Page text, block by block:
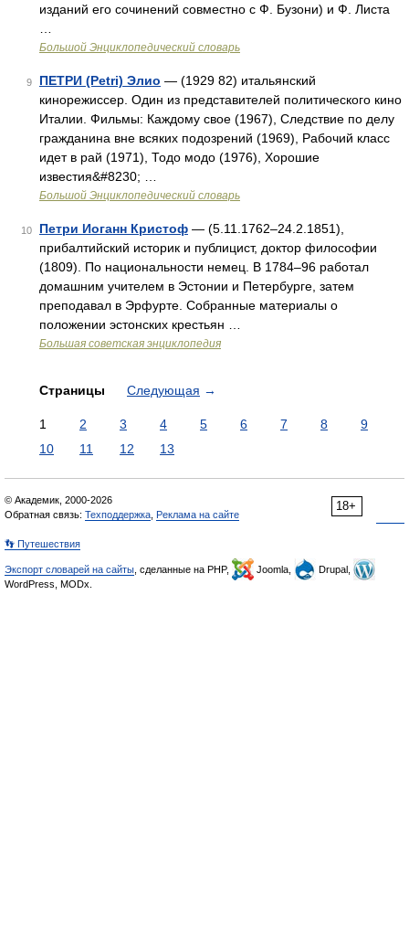
изданий его сочинений совместно с Ф. Бузони) и Ф. Листа
Большой Энциклопедический словарь
9 ПЕТРИ (Petri) Элио — (1929 82) итальянский
кинорежиссер. Один из представителей политического кино
Италии. Фильмы: Каждому свое (1967), Следствие по делу
гражданина вне всяких подозрений (1969), Рабочий класс
идет в рай (1971), Тодо модо (1976), Хорошие
известия&#8230; …
Большой Энциклопедический словарь
10 Петри Иоганн Кристоф — (5.11.1762‒24.2.1851),
прибалтийский историк и публицист, доктор философии
(1809). По национальности немец. В 1784‒96 работал
домашним учителем в Эстонии и Петербурге, затем
преподавал в Эрфурте. Собранные материалы о
положении эстонских крестьян …
Большая советская энциклопедия
Страницы Следующая →
1 2 3 4 5 6 7 8
9
10
11 12 13
18+
© Академик, 2000-2026
Обратная связь: Техподдержка Реклама на сайте
👣 Путешествия
Экспорт словарей на сайты , сделанные на PHP, Joomla,
Drupal,
WordPress, MODx.